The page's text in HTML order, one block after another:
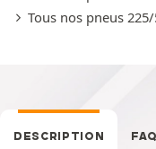
Tous nos pneus 225/
DESCRIPTION FAQ